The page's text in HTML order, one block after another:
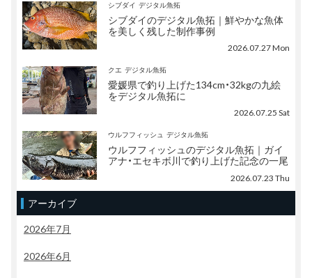
シブダイ デジタル魚拓
シブダイのデジタル魚拓｜鮮やかな魚体
を美しく残した制作事例
2026.07.27 Mon
クエ デジタル魚拓
愛媛県で釣り上げた134cm・32kgの九絵
をデジタル魚拓に
2026.07.25 Sat
ウルフフィッシュ デジタル魚拓
ウルフフィッシュのデジタル魚拓｜ガイ
アナ・エセキボ川で釣り上げた記念の一尾
2026.07.23 Thu
アーカイブ
2026年7月
2026年6月